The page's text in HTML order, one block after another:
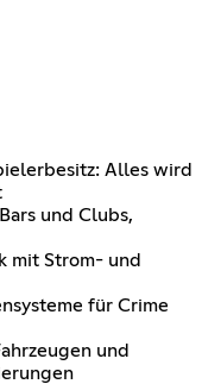
Alles wird
und Clubs,
mit Strom- und
für Crime
und